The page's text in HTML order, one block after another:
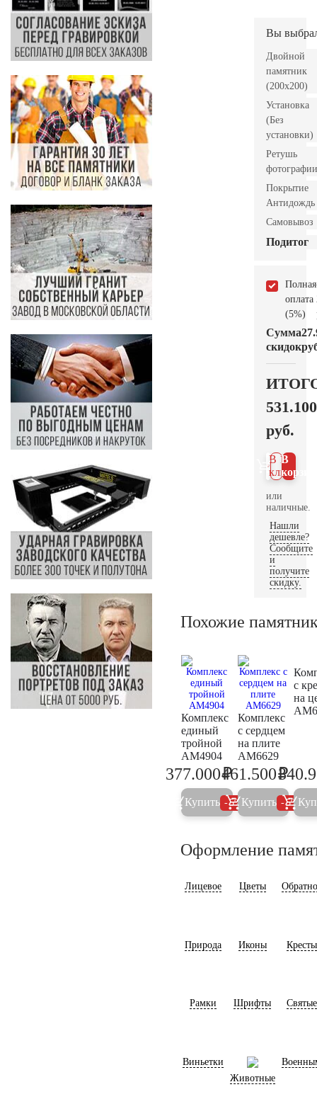
Вы
Двойной
памятник
(200x200)
Установка
(Без
установки)
Ретушь
фотографии
Покрытие
Антидождь
Самовывоз
Подитог
Полная
оплата
(5%)
Сумма
скидок
531.100
руб.
В
В 1
клик
или
наличные.
Нашли
дешевле?
Сообщите
и
получите
скидку.
Похожие
Комплекс
единый
тройной
AM4904
396.800
377.000₽
Купить 5%
Комплекс
с сердцем
на плите
AM6629
461.500₽
Купить 5%
с
на
Оформление
Лицевое Цветы
Природа Иконы Кресты
Рамки Шрифты Святые
Виньетки
Животные